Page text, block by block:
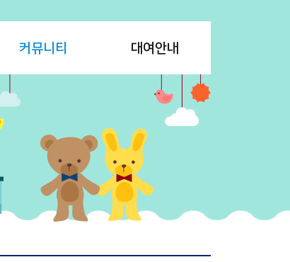
커뮤니티 대여안내